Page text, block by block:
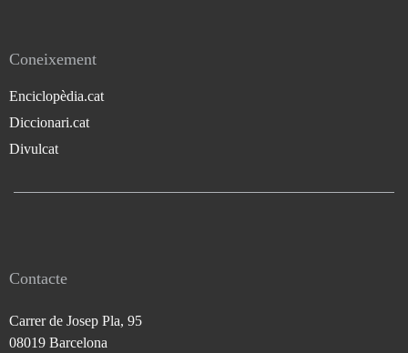
Coneixement
Enciclopèdia.cat
Diccionari.cat
Divulcat
Contacte
Carrer de Josep Pla, 95
08019 Barcelona